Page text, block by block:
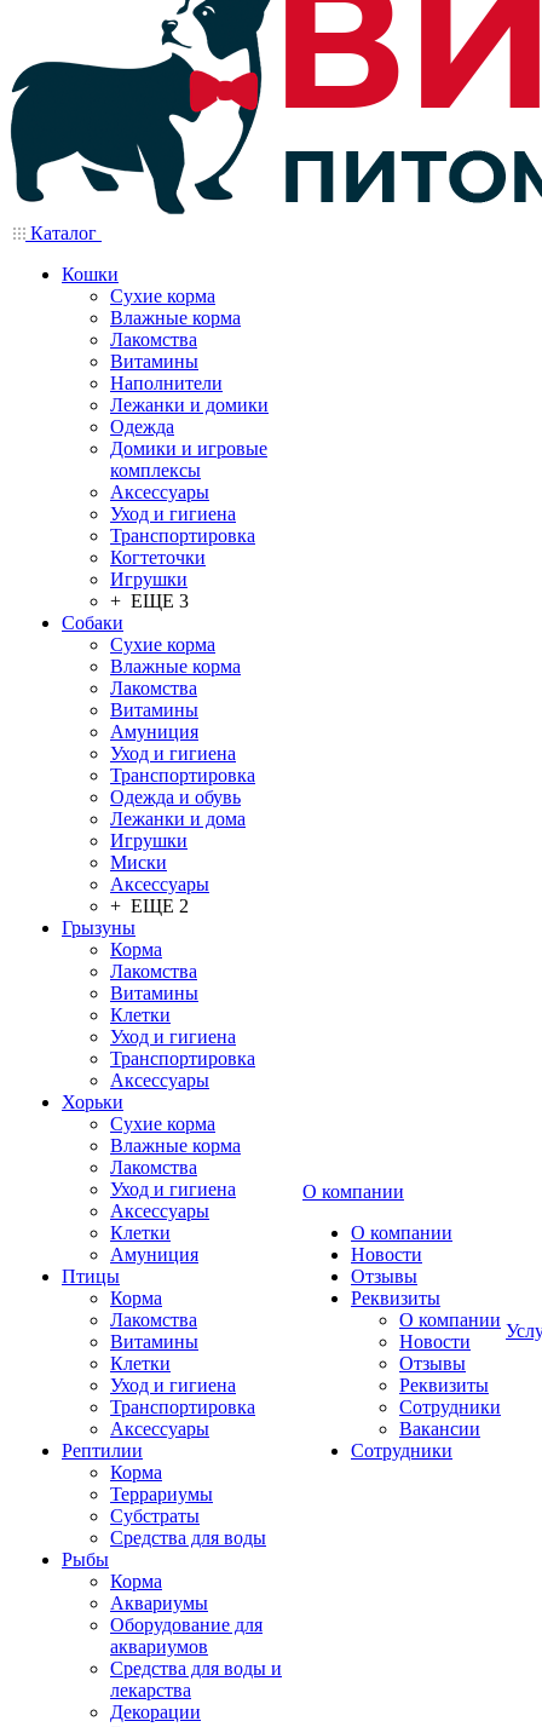
Каталог
Кошки
Сухие корма
Влажные корма
Лакомства
Витамины
Наполнители
Лежанки и домики
Одежда
Домики и игровые
комплексы
Аксессуары
Уход и гигиена
Транспортировка
Когтеточки
Игрушки
+ ЕЩЕ 3
Собаки
Сухие корма
Влажные корма
Лакомства
Витамины
Амуниция
Уход и гигиена
Транспортировка
Одежда и обувь
Лежанки и дома
Игрушки
Миски
Аксессуары
+ ЕЩЕ 2
Грызуны
Корма
Лакомства
Витамины
Клетки
Уход и гигиена
Транспортировка
Аксессуары
Хорьки
Сухие корма
Влажные корма
Лакомства
Уход и гигиена
Аксессуары
Клетки
Амуниция
Птицы
Корма
Лакомства
Витамины
Клетки
Уход и гигиена
Транспортировка
Аксессуары
Рептилии
Корма
Террариумы
Субстраты
Средства для воды
Рыбы
Корма
Аквариумы
Оборудование для
аквариумов
Средства для воды и
лекарства
Декорации
О компании
О компании
Новости
Отзывы
Реквизиты
О компании
Новости
Отзывы
Реквизиты
Сотрудники
Вакансии
Сотрудники